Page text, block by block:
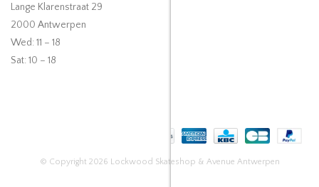
Lange Klarenstraat 29
2000 Antwerpen
Wed: 11 – 18
Sat: 10 – 18
© Copyright 2026 Lockwood Skateshop & Avenue Antwerpen